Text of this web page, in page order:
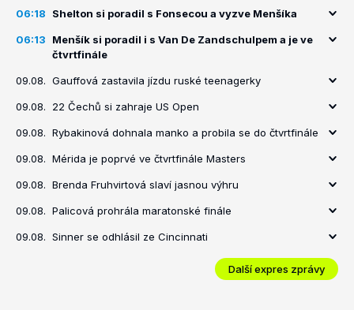
06:18 Shelton si poradil s Fonsecou a vyzve Menšíka
06:13
Menšík si poradil i s Van De Zandschulpem a je ve
čtvrtfinále
09.08. Gauffová zastavila jízdu ruské teenagerky
09.08. 22 Čechů si zahraje US Open
09.08. Rybakinová dohnala manko a probila se do čtvrtfinále
09.08. Mérida je poprvé ve čtvrtfinále Masters
09.08. Brenda Fruhvirtová slaví jasnou výhru
09.08. Palicová prohrála maratonské finále
09.08. Sinner se odhlásil ze Cincinnati
Další expres zprávy